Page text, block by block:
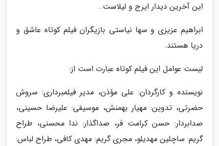
این آخرین دیدار ایرج و لیلاست..
ابراهیم عزیزی و سها نیاستی بازیگران فیلم کوتاه عاشق و
دریا هستند.
لیست عوامل این فیلم کوتاه عبارت است از:
نویسنده و کارگردان: علی مؤذن، مدیر فیلمبرداری: سروش
حضرتی، تدوین: مهیار بهمنش، موسیقی: علیرضا حسینی،
صدابردار: حسن کرامت فر، صداگذار: ندا محسنی، طراح
گریم: ساچلین مهدیلو، مجری گریم: مهدی کافی، طراح لباس: